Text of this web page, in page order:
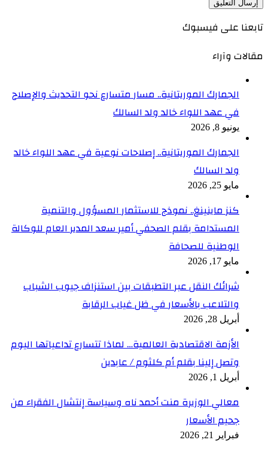
تابعنا على فيسبوك
مقالات وآراء
الجمارك الموريتانية.. مسار متسارع نحو التحديث والإصلاح
في عهد اللواء خالد ولد السالك
يونيو 8, 2026
الجمارك الموريتانية.. إصلاحات نوعية في عهد اللواء خالد
ولد السالك
مايو 25, 2026
كنز ماينينغ.. نموذج للاستثمار المسؤول والتنمية
المستدامة بقلم الصحفي أمير سعد المدير العام للوكالة
الوطنية للصحافة
مايو 17, 2026
شرائك النقل عبر التطبقات بين استنزاف جيوب الشباب
والتلاعب بالأسعار في ظل غياب الرقابة
أبريل 28, 2026
الأزمة الاقتصادية العالمية… لماذا تتسارع تداعياتها اليوم
وتصل إلينا بقلم أم كلثوم / عابدين
أبريل 1, 2026
معالي الوزيرة منت أحمد ناه وسياسة إنتشال الفقراء من
جحيم الأسعار
فبراير 21, 2026